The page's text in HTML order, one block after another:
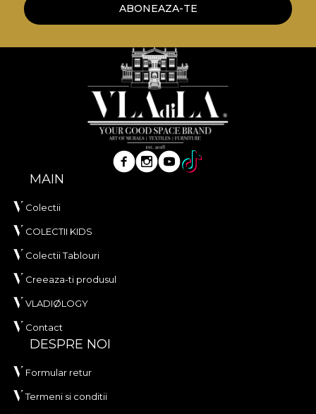
ABONEAZA-TE
MAIN
Colectii
COLECTII KIDS
Colectii Tablouri
Creeaza-ti produsul
VLADIØLOGY
Contact
DESPRE NOI
Formular retur
Termeni si conditii